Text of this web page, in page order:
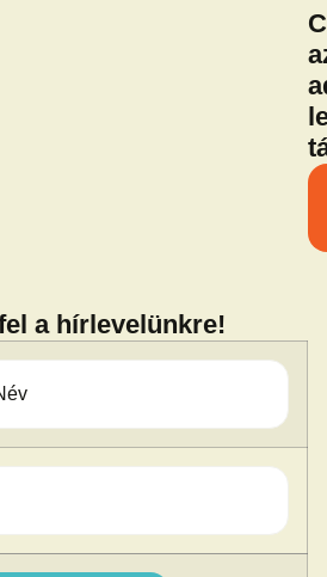
a hírlevelünkre!